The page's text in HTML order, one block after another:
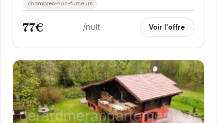
chambres-non-fumeurs
77€ /nuit Voir l'offre